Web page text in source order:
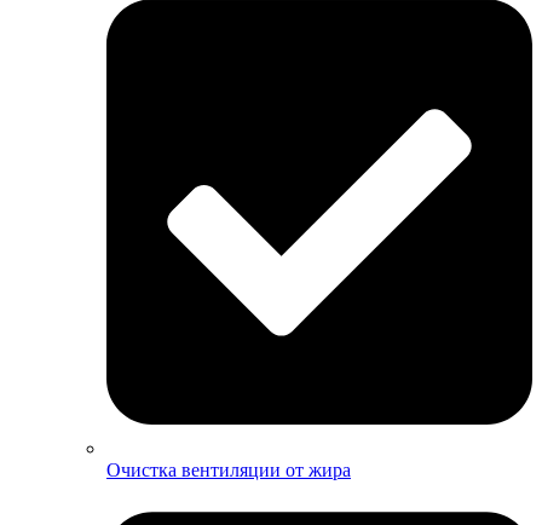
Очистка вентиляции от жира